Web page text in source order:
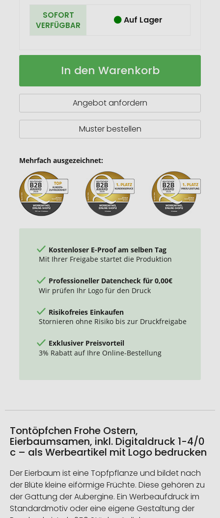
SOFORT
VERFÜGBAR
Auf Lager
Tontöpfchen
Auf
In den Warenkorb
Angebot anfordern
Muster bestellen
Mehrfach ausgezeichnet:
Kostenloser E-Proof am selben Tag
Mit Ihrer Freigabe startet die Produktion
Professioneller Datencheck für 0,00€
Wir prüfen Ihr Logo für den Druck
Risikofreies Einkaufen
Stornieren ohne Risiko bis zur Druckfreigabe
Exklusiver Preisvorteil
3% Rabatt auf Ihre Online-Bestellung
Tontöpfchen Frohe Ostern,
Eierbaumsamen, inkl. Digitaldruck 1-4/0
c – als Werbeartikel mit Logo bedrucken
Der Eierbaum ist eine Topfpflanze und bildet nach
der Blüte kleine eiförmige Früchte. Diese gehören zu
der Gattung der Aubergine. Ein Werbeaufdruck im
Standardmotiv oder eine eigene Gestaltung der